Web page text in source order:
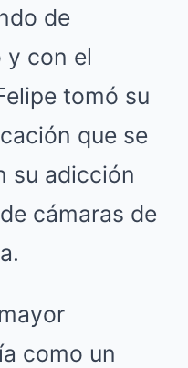
de
y con el
tomó su
que se
su adicción
cámaras de
como un